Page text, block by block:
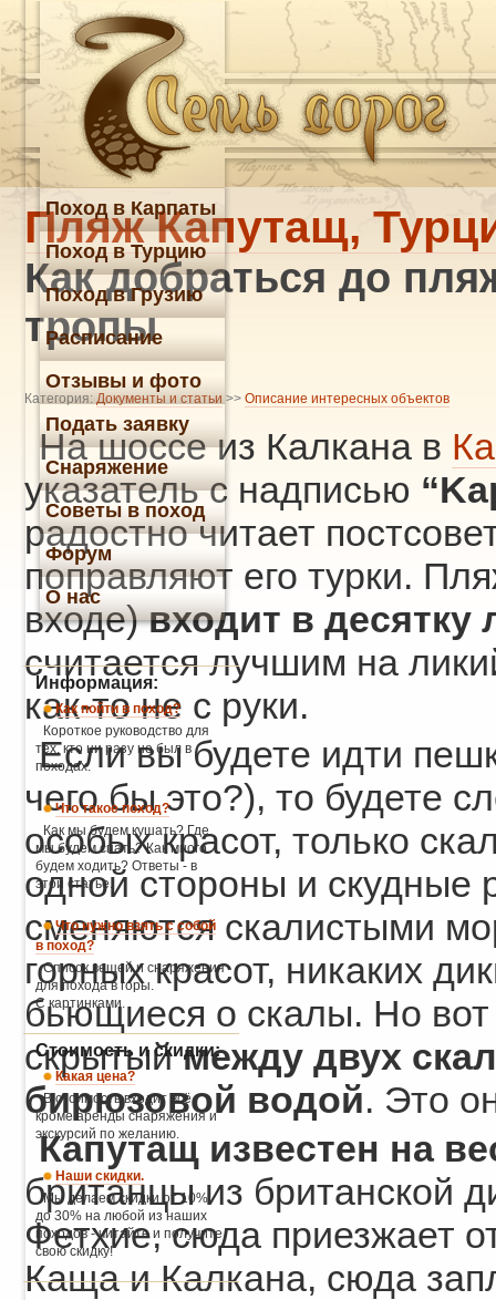
Пляж Капутащ,
Как добраться до
тропы
Категория: Документы и статьи >> Описание интересных объектов
На шоссе из Калкана в
указатель с надписью
радостно читает
поправляют его турки.
входе)входит в
считается лучшим на
как-то не с руки.
Если вы будете идти
чего бы это?), то будете
особых красот, только
одной стороны и скудные
сменяются скалистыми
горных красот, никаких
бьющиеся о скалы. Но вот
скрытыймежду двух
бирюзовой водой. Это
Капутащ известен на
британцы из британской
Фетхие, сюда приезжает
Каща и Калкана, сюда
Поход в Карпаты
Поход в Турцию
Поход в Грузию
Расписание
Отзывы и фото
Подать заявку
Снаряжение
Советы в поход
Форум
О нас
Информация:
Как пойти в поход?
Короткое руководство для
тех, кто ни разу не был в
походах.
Что такое поход?
Как мы будем кушать? Где
мы будем спать? Как много
будем ходить? Ответы - в
этой статье.
Что нужно взять с собой
в поход?
Список вещей и снаряжения
для похода в горы.
С картинками.
Стоимость и скидки:
Какая цена?
В стоимость входит всё,
кроме аренды снаряжения и
экскурсий по желанию.
Наши скидки.
Мы делаем скидки от 10%
до 30% на любой из наших
походов - читайте и получите
свою скидку!